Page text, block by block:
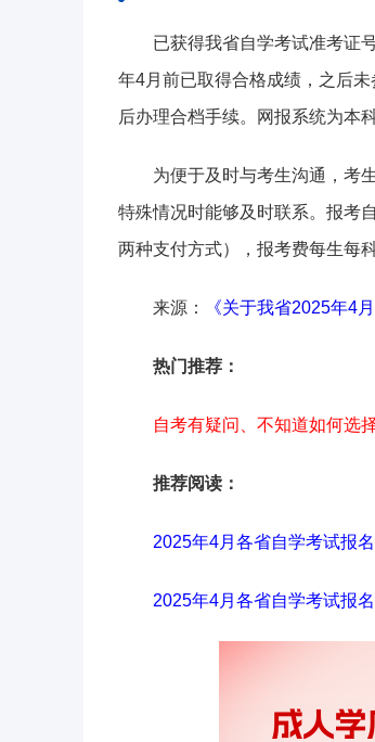
已获得我省自学考试准考证
年4月前已取得合格成绩，之后
后办理合档手续。网报系统为本
为便于及时与考生沟通，考
特殊情况时能够及时联系。报考
两种支付方式），报考费每生每
来源： 《关于我省2025年4
热门推荐：
自考有疑问、不知道如何选
推荐阅读：
2025年4月各省自学考试报
2025年4月各省自学考试报